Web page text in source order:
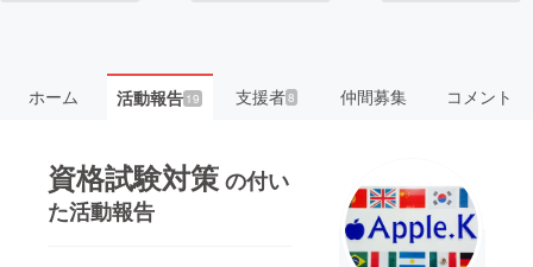
ホーム 活動報告19 支援者8 仲間募集 コメント
資格試験対策の付い
た活動報告